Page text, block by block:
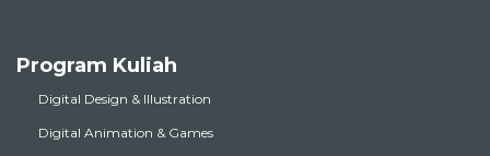
Program Kuliah
Digital Design & Illustration
Digital Animation & Games